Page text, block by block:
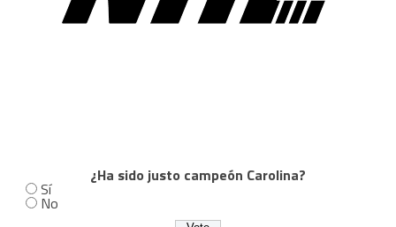
¿Ha sido justo campeón Carolina?
Sí
No